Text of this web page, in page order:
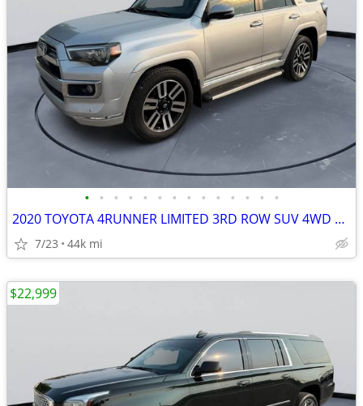
• • • • • • • • • • • • • •
2020 TOYOTA 4RUNNER LIMITED 3RD ROW SUV 4WD 4.0 V6 #520100
7/23 44k mi
$22,999